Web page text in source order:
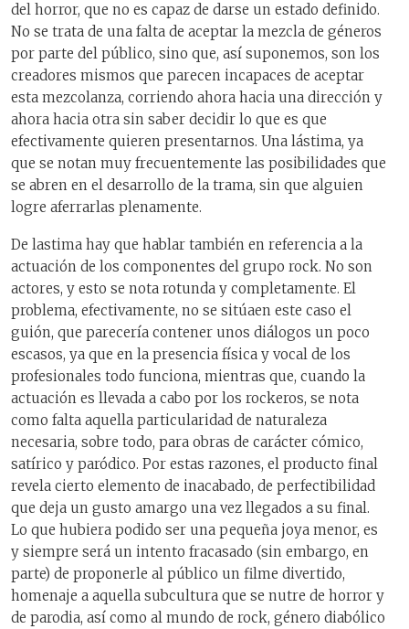
del horror, que no es capaz de darse un estado definido.
No se trata de una falta de aceptar la mezcla de géneros
por parte del público, sino que, así suponemos, son los
creadores mismos que parecen incapaces de aceptar
esta mezcolanza, corriendo ahora hacia una dirección y
ahora hacia otra sin saber decidir lo que es que
efectivamente quieren presentarnos. Una lástima, ya
que se notan muy frecuentemente las posibilidades que
se abren en el desarrollo de la trama, sin que alguien
logre aferrarlas plenamente.
De lastima hay que hablar también en referencia a la
actuación de los componentes del grupo rock. No son
actores, y esto se nota rotunda y completamente. El
problema, efectivamente, no se sitúaen este caso el
guión, que parecería contener unos diálogos un poco
escasos, ya que en la presencia física y vocal de los
profesionales todo funciona, mientras que, cuando la
actuación es llevada a cabo por los rockeros, se nota
como falta aquella particularidad de naturaleza
necesaria, sobre todo, para obras de carácter cómico,
satírico y paródico. Por estas razones, el producto final
revela cierto elemento de inacabado, de perfectibilidad
que deja un gusto amargo una vez llegados a su final.
Lo que hubiera podido ser una pequeña joya menor, es
y siempre será un intento fracasado (sin embargo, en
parte) de proponerle al público un filme divertido,
homenaje a aquella subcultura que se nutre de horror y
de parodia, así como al mundo de rock, género diabólico